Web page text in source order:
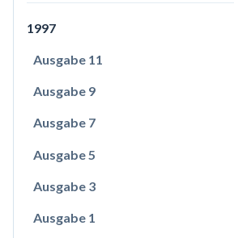
1997
Ausgabe 11
Ausgabe 9
Ausgabe 7
Ausgabe 5
Ausgabe 3
Ausgabe 1